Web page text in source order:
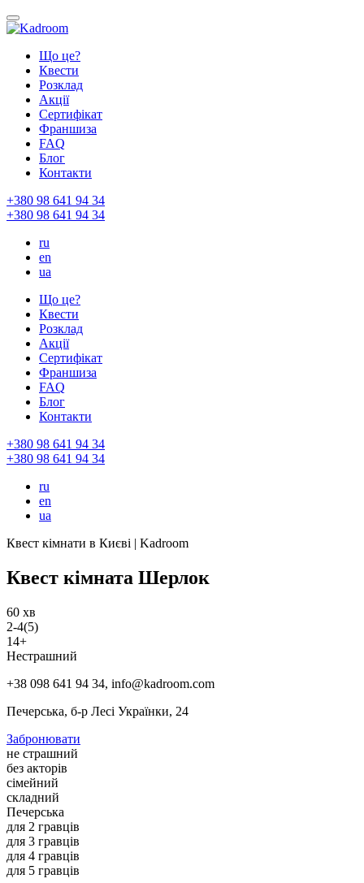
Що це?
Квести
Розклад
Акції
Сертифікат
Франшиза
FAQ
Блог
Контакти
+380 98 641 94 34
+380 98 641 94 34
ru
en
ua
Що це?
Квести
Розклад
Акції
Сертифікат
Франшиза
FAQ
Блог
Контакти
+380 98 641 94 34
+380 98 641 94 34
ru
en
ua
Квест кімнати в Києві | Kadroom
Квест кімната Шерлок
60 хв
2-4(5)
14+
Нестрашний
+38 098 641 94 34, info@kadroom.com
Печерська, б-р Лесі Українки, 24
Забронювати
не страшний
без акторів
сімейний
складний
Печерська
для 2 гравців
для 3 гравців
для 4 гравців
для 5 гравців